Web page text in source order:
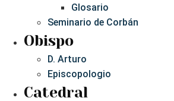
Glosario
Seminario de Corbán
Obispo
D. Arturo
Episcopologio
Catedral